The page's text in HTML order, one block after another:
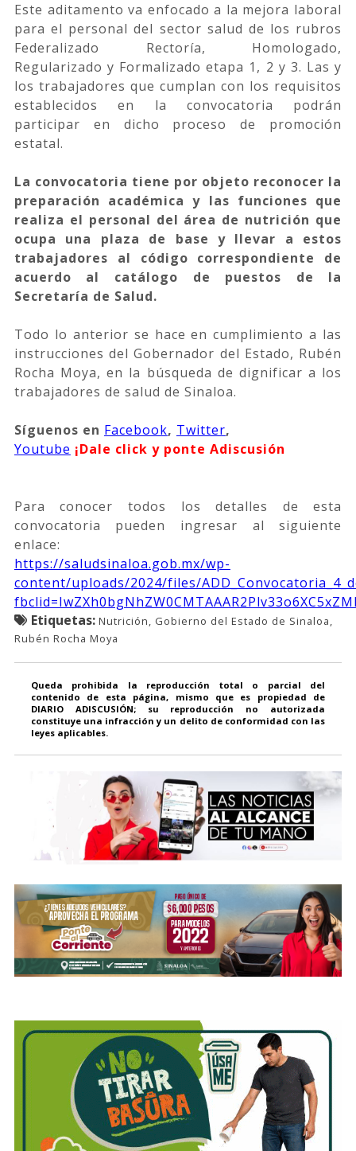
Este aditamento va enfocado a la mejora laboral
para el personal del sector salud de los rubros
Federalizado Rectoría, Homologado,
Regularizado y Formalizado etapa 1, 2 y 3. Las y
los trabajadores que cumplan con los requisitos
establecidos en la convocatoria podrán
participar en dicho proceso de promoción
estatal.
La convocatoria tiene por objeto reconocer la
preparación académica y las funciones que
realiza el personal del área de nutrición que
ocupa una plaza de base y llevar a estos
trabajadores al código correspondiente de
acuerdo al catálogo de puestos de la
Secretaría de Salud.
Todo lo anterior se hace en cumplimiento a las
instrucciones del Gobernador del Estado, Rubén
Rocha Moya, en la búsqueda de dignificar a los
trabajadores de salud de Sinaloa.
Síguenos en Facebook, Twitter,
Youtube ¡Dale click y ponte Adiscusión
Para conocer todos los detalles de esta
convocatoria pueden ingresar al siguiente
enlace:
https://saludsinaloa.gob.mx/wp-
content/uploads/2024/files/
Etiquetas: Nutrición, Gobierno del Estado de Sinaloa,
Rubén Rocha Moya
Queda prohibida la reproducción total o parcial del
contenido de esta página, mismo que es propiedad de
DIARIO ADISCUSIÓN; su reproducción no autorizada
constituye una infracción y un delito de conformidad con las
leyes aplicables.